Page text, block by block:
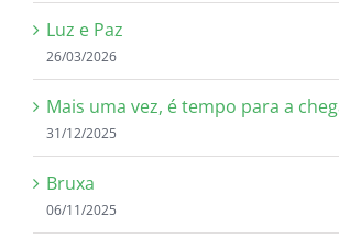
Luz e Paz
26/03/2026
Mais uma vez, é tempo para a
31/12/2025
Bruxa
06/11/2025